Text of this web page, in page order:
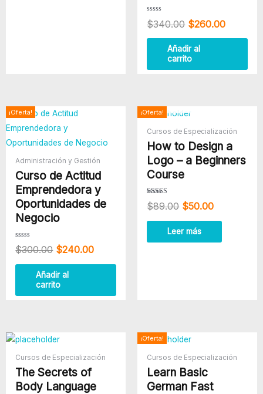
Valorado
con
de
$340.00 $260.00
Añadir al
carrito
¡Oferta!
Administración y Gestión
Curso de Actitud
Emprendedora y
Oportunidades de
Negocio
Valorado
con
de
$300.00
El
precio
original
era:
$300.00.
$240.00
es:
$240.00.
Añadir al
carrito
¡Oferta!
Cursos de Especialización
How to Design a
Logo – a Beginners
Course
Valorado
con
de 5
$89.00
El
original
era:
$89.00.
$50.00
actual
es:
$50.00.
Leer más
Cursos de Especialización
The Secrets of
Body Language
¡Oferta!
Cursos de Especialización
Learn Basic
German Fast
original
era:
$1,499.00.
actual